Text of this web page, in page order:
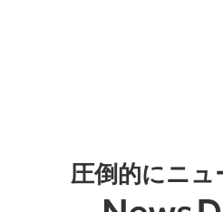
圧倒的にニュ